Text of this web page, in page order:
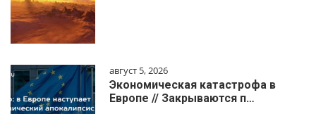
август 5, 2026
Экономическая катастрофа в
Европе // Закрываются п…